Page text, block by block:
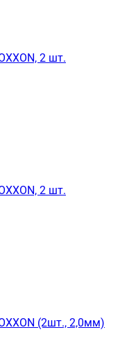
2 шт.
2 шт.
(2шт., 2,0мм)